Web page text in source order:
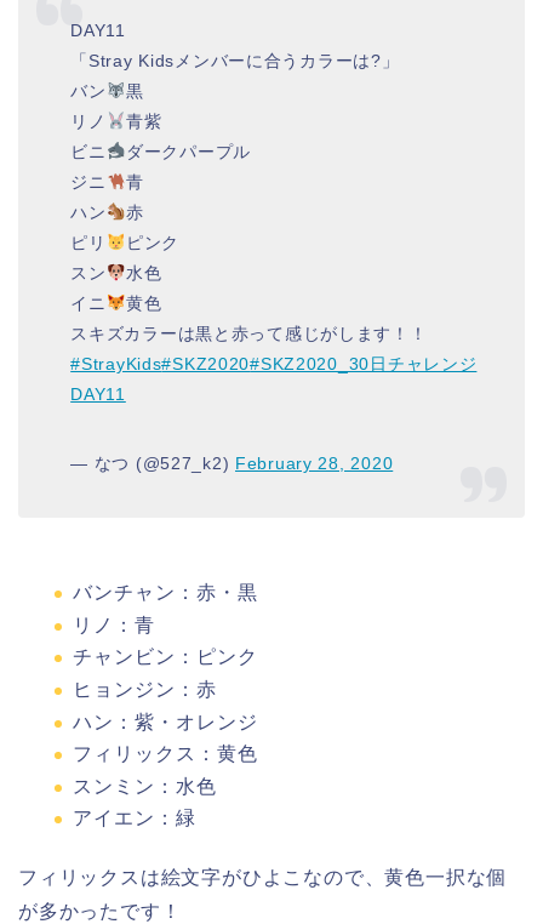
DAY11
「Stray Kidsメンバーに合うカラーは?」
バン
黒
リノ
青紫
ビニ
ダークパープル
ジニ
青
ハン
赤
ピリ
ピンク
スン
水色
イニ
黄色
スキズカラーは黒と赤って感じがします！！
#StrayKids#SKZ2020#SKZ2020_30日チャレンジ
DAY11
— なつ (@527_k2) February 28, 2020
バンチャン：赤・黒
リノ：青
チャンビン：ピンク
ヒョンジン：赤
ハン：紫・オレンジ
フィリックス：黄色
スンミン：水色
アイエン：緑
フィリックスは絵文字がひよこなので、黄色一択な個
が多かったです！